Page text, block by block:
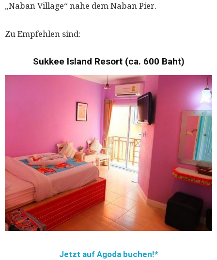
„Naban Village“ nahe dem Naban Pier.
Zu Empfehlen sind:
Sukkee Island Resort (ca. 600 Baht)
Jetzt auf Agoda buchen!